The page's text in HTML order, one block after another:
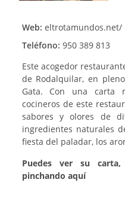
Web: eltrotamundos.net/
Teléfono: 950 389 813
Este acogedor
de Rodalquilar, en
Gata. Con una carta
cocineros de este
sabores y olores de
ingredientes naturales
fiesta del paladar, los
Puedes ver su
pinchando aquí